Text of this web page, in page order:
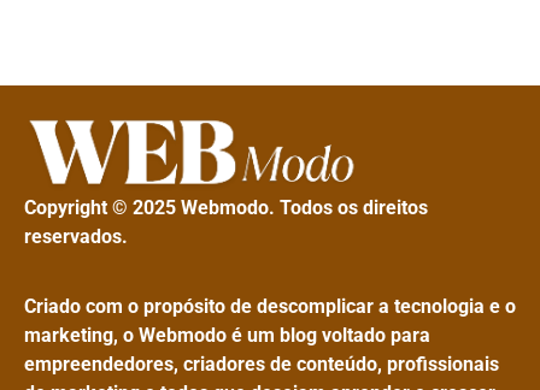
Copyright © 2025 Webmodo. Todos os direitos
reservados.
Criado com o propósito de descomplicar a tecnologia e o
marketing, o Webmodo é um blog voltado para
empreendedores, criadores de conteúdo, profissionais